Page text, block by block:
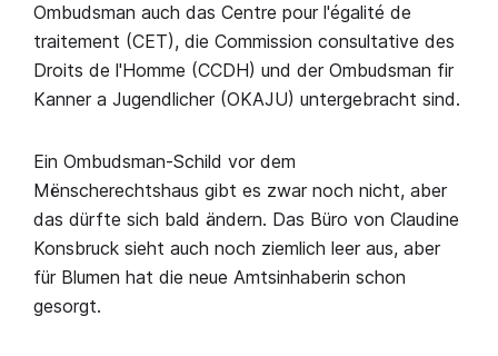
Ombudsman auch das Centre pour l'égalité de
traitement (CET), die Commission consultative des
Droits de l'Homme (CCDH) und der Ombudsman fir
Kanner a Jugendlicher (OKAJU) untergebracht sind.
Ein Ombudsman-Schild vor dem
Mënscherechtshaus gibt es zwar noch nicht, aber
das dürfte sich bald ändern. Das Büro von Claudine
Konsbruck sieht auch noch ziemlich leer aus, aber
für Blumen hat die neue Amtsinhaberin schon
gesorgt.